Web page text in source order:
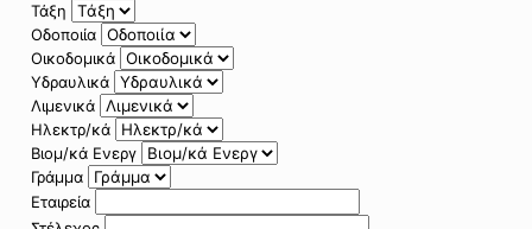
Τάξη
Οδοποιία
Οικοδομικά
Υδραυλικά
Λιμενικά
Ηλεκτρ/κά
Βιομ/κά Ενεργ
Γράμμα
Εταιρεία